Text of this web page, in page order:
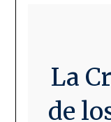
La
de